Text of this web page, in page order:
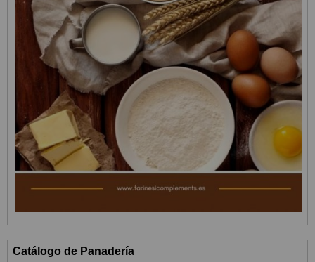
Catálogo de Panadería